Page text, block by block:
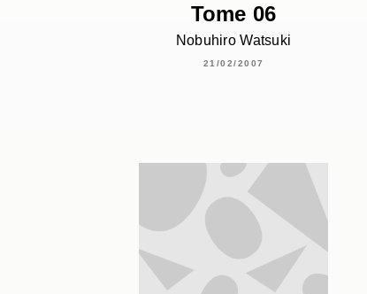
Tome 06
Nobuhiro Watsuki
21/02/2007